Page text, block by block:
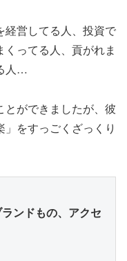
経営してる人、投資で
ってる人、貢がれま
人…
とができましたが、彼
をすっごくざっくり
ンドもの、アクセ